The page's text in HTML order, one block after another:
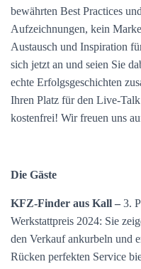
bewährten Best Practices
Aufzeichnungen, kein
Austausch und Inspiration
sich jetzt an und seien Sie
echte Erfolgsgeschichten
Ihren Platz für den Live-
kostenfrei! Wir freuen uns
Die Gäste
KFZ-Finder aus Kall – 3.
Werkstattpreis 2024: Sie
den Verkauf ankurbeln und
Rücken perfekten Service